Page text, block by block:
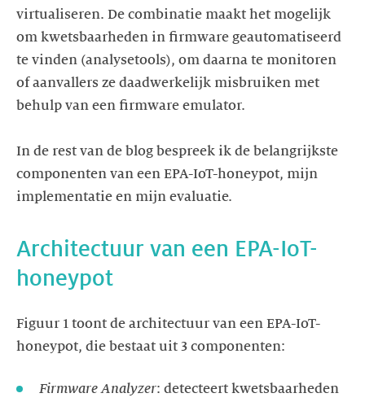
virtualiseren. De combinatie maakt het mogelijk
om kwetsbaarheden in firmware geautomatiseerd
te vinden (analysetools), om daarna te monitoren
of aanvallers ze daadwerkelijk misbruiken met
behulp van een firmware emulator.
In de rest van de blog bespreek ik de belangrijkste
componenten van een EPA-IoT-honeypot, mijn
Architectuur van een EPA-IoT-
Figuur 1 toont de architectuur van een EPA-IoT-
Firmware Analyzer: detecteert kwetsbaarheden